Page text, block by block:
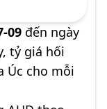
09 đến ngày
tỷ giá hối
Úc cho mỗi